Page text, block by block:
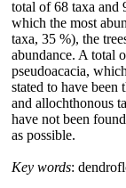
total of 68 taxa and
which the most
taxa, 35 %), the
abundance. A total
pseudoacacia,
stated to have been
and allochthonous
have not been
as possible.
Key words: